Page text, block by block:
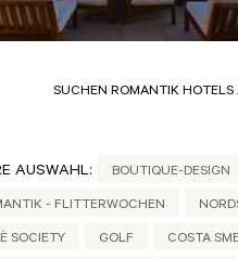
SUCHEN ROMANTIK HOTELS
AUSWAHL: BOUTIQUE-DESIGN
- FLITTERWOCHEN
SOCIETY GOLF COSTA